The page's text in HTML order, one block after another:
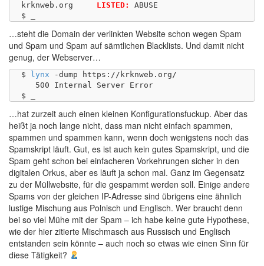
LISTED:
ABUSE
…steht die Domain der verlinkten Website schon wegen Spam
und Spam und Spam auf sämtlichen Blacklists. Und damit nicht
genug, der Webserver…
$ lynx -dump https://krknweb.org/
   500 Internal Server Error
…hat zurzeit auch einen kleinen Konfigurationsfuckup. Aber das
heißt ja noch lange nicht, dass man nicht einfach spammen,
spammen und spammen kann, wenn doch wenigstens noch das
Spamskript läuft. Gut, es ist auch kein gutes Spamskript, und die
Spam geht schon bei einfacheren Vorkehrungen sicher in den
digitalen Orkus, aber es läuft ja schon mal. Ganz im Gegensatz
zu der Müllwebsite, für die gespammt werden soll. Einige andere
Spams von der gleichen IP-Adresse sind übrigens eine ähnlich
lustige Mischung aus Polnisch und Englisch. Wer braucht denn
bei so viel Mühe mit der Spam – ich habe keine gute Hypothese,
wie der hier zitierte Mischmasch aus Russisch und Englisch
entstanden sein könnte – auch noch so etwas wie einen Sinn für
diese Tätigkeit?